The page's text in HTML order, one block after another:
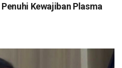
Kewajiban Plasma